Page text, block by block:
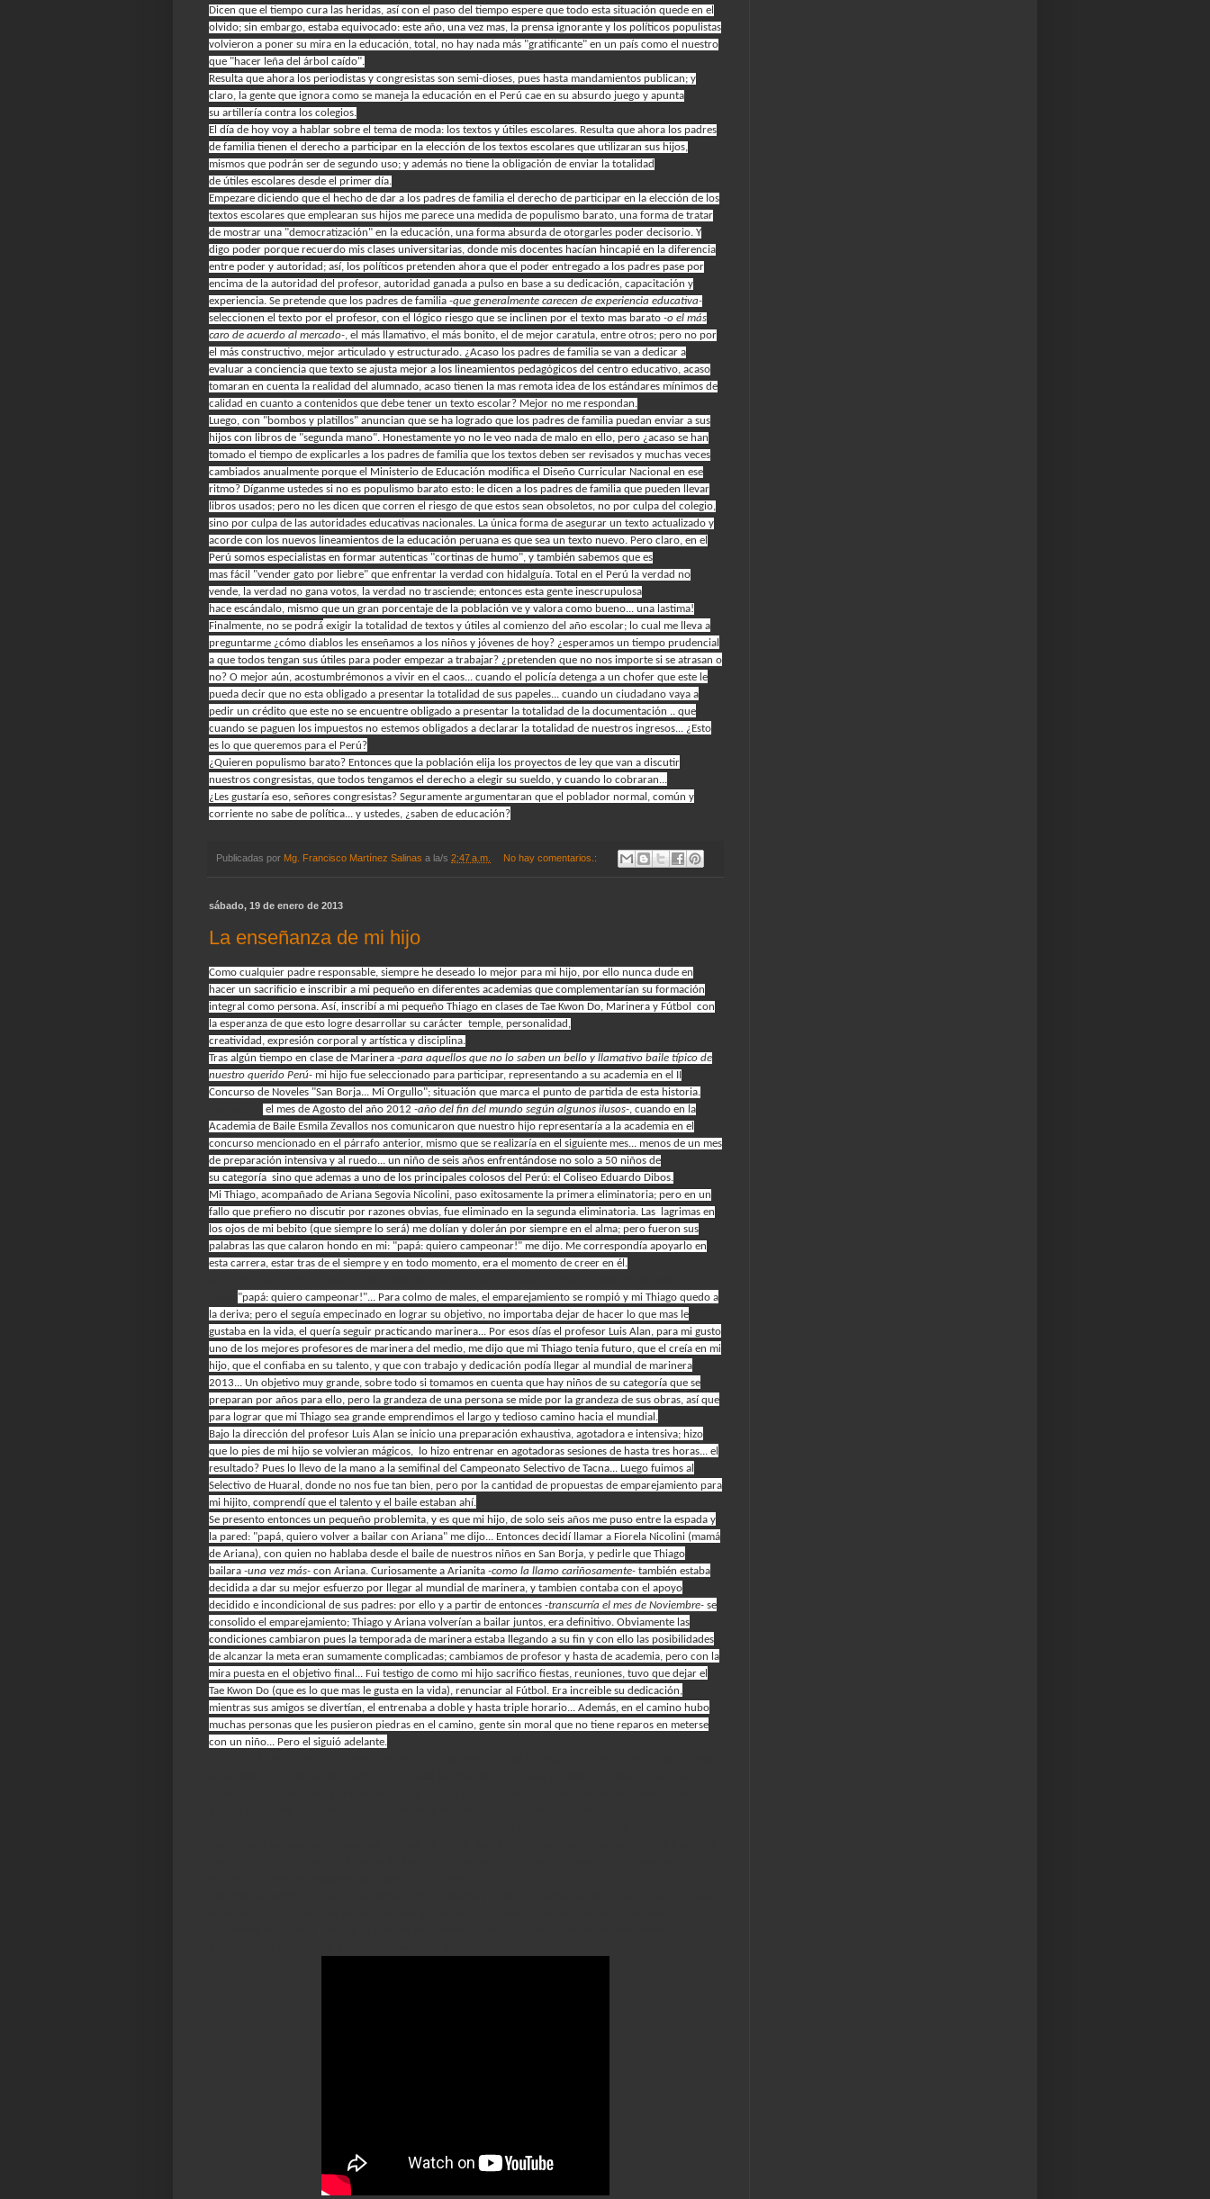
Dicen que el tiempo cura las heridas, así con el paso del tiempo espere que todo esta situación quede en el
olvido; sin embargo, estaba equivocado: este año, una vez mas, la prensa ignorante y los políticos populistas
volvieron a poner su mira en la educación, total, no hay nada más "gratificante" en un país como el nuestro
que "hacer leña del árbol caído".
Resulta que ahora los periodistas y congresistas son semi-dioses, pues hasta mandamientos publican; y
claro, la gente que ignora como se maneja la educación en el Perú cae en su absurdo juego y apunta
su artillería contra los colegios.
El día de hoy voy a hablar sobre el tema de moda: los textos y útiles escolares. Resulta que ahora los padres
de familia tienen el derecho a participar en la elección de los textos escolares que utilizaran sus hijos,
mismos que podrán ser de segundo uso; y además no tiene la obligación de enviar la totalidad
de útiles escolares desde el primer día.
Empezare diciendo que el hecho de dar a los padres de familia el derecho de participar en la elección de los
textos escolares que emplearan sus hijos me parece una medida de populismo barato, una forma de tratar
de mostrar una "democratización" en la educación, una forma absurda de otorgarles poder decisorio. Y
digo poder porque recuerdo mis clases universitarias, donde mis docentes hacían hincapié en la diferencia
entre poder y autoridad; así, los políticos pretenden ahora que el poder entregado a los padres pase por
encima de la autoridad del profesor, autoridad ganada a pulso en base a su dedicación, capacitación y
experiencia. Se pretende que los padres de familia -que generalmente carecen de experiencia educativa-
seleccionen el texto por el profesor, con el lógico riesgo que se inclinen por el texto mas barato -o el más
caro de acuerdo al mercado-, el más llamativo, el más bonito, el de mejor caratula, entre otros; pero no por
el más constructivo, mejor articulado y estructurado. ¿Acaso los padres de familia se van a dedicar a
evaluar a conciencia que texto se ajusta mejor a los lineamientos pedagógicos del centro educativo, acaso
tomaran en cuenta la realidad del alumnado, acaso tienen la mas remota idea de los estándares mínimos de
calidad en cuanto a contenidos que debe tener un texto escolar? Mejor no me respondan.
Luego, con "bombos y platillos" anuncian que se ha logrado que los padres de familia puedan enviar a sus
hijos con libros de "segunda mano". Honestamente yo no le veo nada de malo en ello, pero ¿acaso se han
tomado el tiempo de explicarles a los padres de familia que los textos deben ser revisados y muchas veces
cambiados anualmente porque el Ministerio de Educación modifica el Diseño Curricular Nacional en ese
ritmo? Díganme ustedes si no es populismo barato esto: le dicen a los padres de familia que pueden llevar
libros usados; pero no les dicen que corren el riesgo de que estos sean obsoletos, no por culpa del colegio,
sino por culpa de las autoridades educativas nacionales. La única forma de asegurar un texto actualizado y
acorde con los nuevos lineamientos de la educación peruana es que sea un texto nuevo. Pero claro, en el
Perú somos especialistas en formar autenticas "cortinas de humo", y también sabemos que es
mas fácil "vender gato por liebre" que enfrentar la verdad con hidalguía. Total en el Perú la verdad no
vende, la verdad no gana votos, la verdad no trasciende; entonces esta gente inescrupulosa
hace escándalo, mismo que un gran porcentaje de la población ve y valora como bueno... una lastima!
Finalmente, no se podrá exigir la totalidad de textos y útiles al comienzo del año escolar; lo cual me lleva a
preguntarme ¿cómo diablos les enseñamos a los niños y jóvenes de hoy? ¿esperamos un tiempo prudencial
a que todos tengan sus útiles para poder empezar a trabajar? ¿pretenden que no nos importe si se atrasan o
no? O mejor aún, acostumbrémonos a vivir en el caos... cuando el policía detenga a un chofer que este le
pueda decir que no esta obligado a presentar la totalidad de sus papeles... cuando un ciudadano vaya a
pedir un crédito que este no se encuentre obligado a presentar la totalidad de la documentación .. que
cuando se paguen los impuestos no estemos obligados a declarar la totalidad de nuestros ingresos... ¿Esto
es lo que queremos para el Perú?
¿Quieren populismo barato? Entonces que la población elija los proyectos de ley que van a discutir
nuestros congresistas, que todos tengamos el derecho a elegir su sueldo, y cuando lo cobraran...
¿Les gustaría eso, señores congresistas? Seguramente argumentaran que el poblador normal, común y
corriente no sabe de política... y ustedes, ¿saben de educación?
Publicadas por Mg. Francisco Martínez Salinas a la/s 2:47 a.m. No hay comentarios.:
sábado, 19 de enero de 2013
La enseñanza de mi hijo
Como cualquier padre responsable, siempre he deseado lo mejor para mi hijo, por ello nunca dude en
hacer un sacrificio e inscribir a mi pequeño en diferentes academias que complementarían su formación
integral como persona. Así, inscribí a mi pequeño Thiago en clases de Tae Kwon Do, Marinera y Fútbol con
la esperanza de que esto logre desarrollar su carácter temple, personalidad,
creatividad, expresión corporal y artística y disciplina.
Tras algún tiempo en clase de Marinera -para aquellos que no lo saben un bello y llamativo baile típico de
nuestro querido Perú- mi hijo fue seleccionado para participar, representando a su academia en el II
Concurso de Noveles "San Borja... Mi Orgullo"; situación que marca el punto de partida de esta historia.
el mes de Agosto del año 2012 -año del fin del mundo según algunos ilusos-, cuando en la
Academia de Baile Esmila Zevallos nos comunicaron que nuestro hijo representaría a la academia en el
concurso mencionado en el párrafo anterior, mismo que se realizaría en el siguiente mes... menos de un mes
de preparación intensiva y al ruedo... un niño de seis años enfrentándose no solo a 50 niños de
su categoría sino que ademas a uno de los principales colosos del Perú: el Coliseo Eduardo Dibos.
Mi Thiago, acompañado de Ariana Segovia Nicolini, paso exitosamente la primera eliminatoria; pero en un
fallo que prefiero no discutir por razones obvias, fue eliminado en la segunda eliminatoria. Las lagrimas en
los ojos de mi bebito (que siempre lo será) me dolían y dolerán por siempre en el alma; pero fueron sus
palabras las que calaron hondo en mi: "papá: quiero campeonar!" me dijo. Me correspondía apoyarlo en
esta carrera, estar tras de el siempre y en todo momento, era el momento de creer en él.
"papá: quiero campeonar!"... Para colmo de males, el emparejamiento se rompió y mi Thiago quedo a
la deriva; pero el seguía empecinado en lograr su objetivo, no importaba dejar de hacer lo que mas le
gustaba en la vida, el quería seguir practicando marinera... Por esos días el profesor Luis Alan, para mi gusto
uno de los mejores profesores de marinera del medio, me dijo que mi Thiago tenia futuro, que el creía en mi
hijo, que el confiaba en su talento, y que con trabajo y dedicación podía llegar al mundial de marinera
2013... Un objetivo muy grande, sobre todo si tomamos en cuenta que hay niños de su categoría que se
preparan por años para ello, pero la grandeza de una persona se mide por la grandeza de sus obras, así que
para lograr que mi Thiago sea grande emprendimos el largo y tedioso camino hacia el mundial.
Bajo la dirección del profesor Luis Alan se inicio una preparación exhaustiva, agotadora e intensiva; hizo
que lo pies de mi hijo se volvieran mágicos, lo hizo entrenar en agotadoras sesiones de hasta tres horas... el
resultado? Pues lo llevo de la mano a la semifinal del Campeonato Selectivo de Tacna... Luego fuimos al
Selectivo de Huaral, donde no nos fue tan bien, pero por la cantidad de propuestas de emparejamiento para
mi hijito, comprendí que el talento y el baile estaban ahí.
Se presento entonces un pequeño problemita, y es que mi hijo, de solo seis años me puso entre la espada y
la pared: "papá, quiero volver a bailar con Ariana" me dijo... Entonces decidí llamar a Fiorela Nicolini (mamá
de Ariana), con quien no hablaba desde el baile de nuestros niños en San Borja, y pedirle que Thiago
bailara -una vez más- con Ariana. Curiosamente a Arianita -como la llamo cariñosamente- también estaba
decidida a dar su mejor esfuerzo por llegar al mundial de marinera, y tambien contaba con el apoyo
decidido e incondicional de sus padres: por ello y a partir de entonces -transcurría el mes de Noviembre- se
consolido el emparejamiento; Thiago y Ariana volverían a bailar juntos, era definitivo. Obviamente las
condiciones cambiaron pues la temporada de marinera estaba llegando a su fin y con ello las posibilidades
de alcanzar la meta eran sumamente complicadas; cambiamos de profesor y hasta de academia, pero con la
mira puesta en el objetivo final... Fui testigo de como mi hijo sacrifico fiestas, reuniones, tuvo que dejar el
Tae Kwon Do (que es lo que mas le gusta en la vida), renunciar al Fútbol. Era increible su dedicación,
mientras sus amigos se divertían, el entrenaba a doble y hasta triple horario... Además, en el camino hubo
muchas personas que les pusieron piedras en el camino, gente sin moral que no tiene reparos en meterse
con un niño... Pero el siguió adelante.